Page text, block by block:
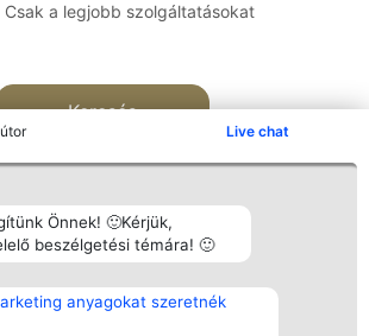
Live chat
Önnek! 🙂Kérjük,
beszélgetési témára! 🙂
anyagokat szeretnék
a legjobb szolgáltatásokat
Keresés
Népszavazás
Nyertesek
Elérhetőség
Elérhetőség